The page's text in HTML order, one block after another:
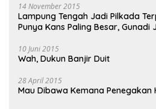
14 November 2015
Lampung Tengah Jadi Pilkada
Punya Kans Paling Besar, Gunadi
10 Juni 2015
Wah, Dukun Banjir Duit
28 April 2015
Mau Dibawa Kemana Penegakan